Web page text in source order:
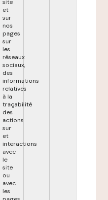
site
et
sur
nos
pages
sur
les
réseaux
sociaux,
des
informations
relatives
à la
traçabilité
des
actions
sur
et
interactions
avec
le
site
ou
avec
les